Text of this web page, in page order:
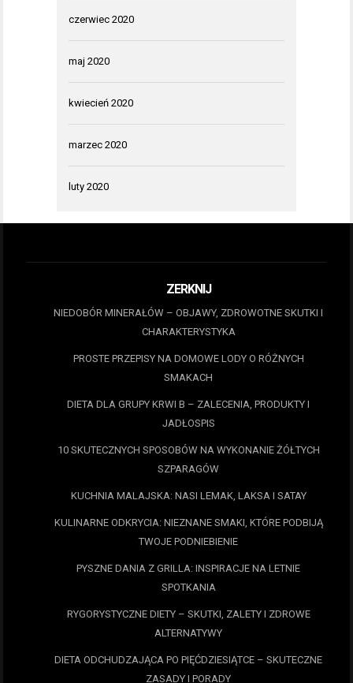
czerwiec 2020
maj 2020
kwiecień 2020
marzec 2020
luty 2020
ZERKNIJ
NIEDOBÓR MINERAŁÓW – OBJAWY, ZDROWOTNE SKUTKI I
CHARAKTERYSTYKA
PROSTE PRZEPISY NA DOMOWE LODY O RÓŻNYCH
SMAKACH
DIETA DLA GRUPY KRWI B – ZALECENIA, PRODUKTY I
JADŁOSPIS
10 SKUTECZNYCH SPOSOBÓW NA WYKONANIE ŻÓŁTYCH
SZPARAGÓW
KUCHNIA MALAJSKA: NASI LEMAK, LAKSA I SATAY
KULINARNE ODKRYCIA: NIEZNANE SMAKI, KTÓRE PODBIJĄ
TWOJE PODNIEBIENIE
PYSZNE DANIA Z GRILLA: INSPIRACJE NA LETNIE
SPOTKANIA
RYGORYSTYCZNE DIETY – SKUTKI, ZALETY I ZDROWE
ALTERNATYWY
DIETA ODCHUDZAJĄCA PO PIĘĆDZIESIĄTCE – SKUTECZNE
ZASADY I PORADY